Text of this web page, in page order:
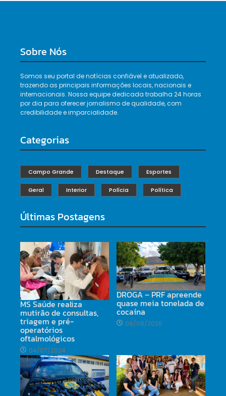
Sobre Nós
Somos seu portal de notícias confiável e atualizado,
trazendo as principais informações locais, nacionais e
internacionais. Nossa equipe dedicada trabalha 24 horas
por dia para oferecer jornalismo de qualidade, com
credibilidade e imparcialidade.
Categorias
Campo Grande Destaque Esportes
Geral Interior Polícia Política
Últimas Postagens
MS Saúde realiza
mutirão de consultas,
triagem e pré-
operatórios
oftalmológicos
04/07/2024
DROGA – PRF apreende
quase meia tonelada de
cocaína
06/08/2026